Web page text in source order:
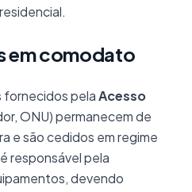
em comodato
fornecidos pelaAcesso
ONU) permanecem de
e são cedidos em regime
responsável pela
devendo